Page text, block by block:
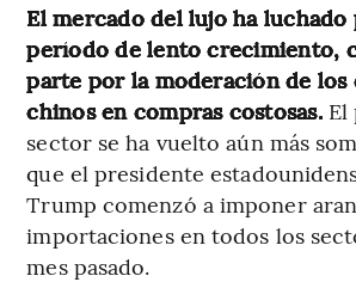
El mercado del lujo ha
período de lento crecimiento,
parte por la moderación de los
chinos en compras costosas.El
sector se ha vuelto aún más
que el presidente
Trump comenzó a imponer
importaciones en todos los
mes pasado.